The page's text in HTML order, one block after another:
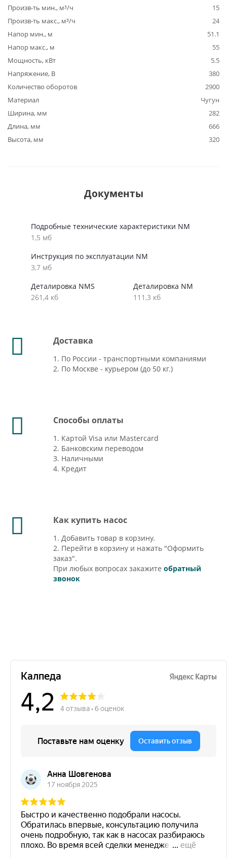
Произв-ть мин., м³/ч
15
Произв-ть макс., м³/ч
24
Напор мин., м
51.1
Напор макс., м
55
Мощность, кВт
5.5
Напряжение, В
380
Количество оборотов
2900
Материал
Чугун
Ширина, мм
282
Длина, мм
666
Высота, мм
320
Документы
Подробные технические характеристики NM
1,5 мб
Инструкция по эксплуатации NM
3,7 мб
Деталировка NMS
261,4 кб
Деталировка NM
111,3 кб
Доставка
1. По России - транспортными компаниями
2. По Москве - курьером (до 50 кг.)
Способы оплаты
1. Картой Visa или Mastercard
2. Банковским переводом
3. Наличными
4. Кредит
Как купить насос
1. Добавить товар в корзину.
2. Перейти в корзину и нажать "Оформить
заказ".
При любых вопросах закажите обратный
звонок